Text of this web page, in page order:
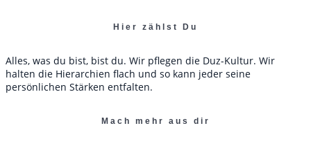
Hier zählst Du
Alles, was du bist, bist du. Wir pflegen die Duz-Kultur. Wir
halten die Hierarchien flach und so kann jeder seine
persönlichen Stärken entfalten.
Mach mehr aus dir